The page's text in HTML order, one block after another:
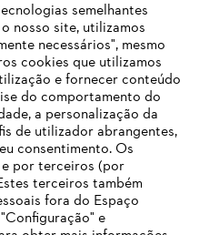
semelhantes
nosso site, utilizamos
necessários", mesmo
cookies que utilizamos
e fornecer conteúdo
do comportamento do
a personalização da
de utilizador abrangentes,
consentimento. Os
por terceiros (por
terceiros também
fora do Espaço
e